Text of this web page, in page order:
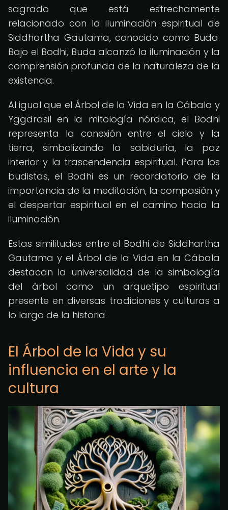
sagrado que está estrechamente
relacionado con la iluminación espiritual de
Siddhartha Gautama, conocido como Buda.
Bajo el Bodhi, Buda alcanzó la iluminación y la
comprensión profunda de la naturaleza de la
existencia.
Al igual que el Árbol de la Vida en la Cábala y
Yggdrasil en la mitología nórdica, el Bodhi
representa la conexión entre el cielo y la
tierra, simbolizando la sabiduría, la paz
interior y la trascendencia espiritual. Para los
budistas, el Bodhi es un recordatorio de la
importancia de la meditación, la compasión y
el despertar espiritual en el camino hacia la
iluminación.
Estas similitudes entre el Bodhi de Siddhartha
Gautama y el Árbol de la Vida en la Cábala
destacan la universalidad de la simbología
del árbol como un arquetipo espiritual
presente en diversas tradiciones y culturas a
lo largo de la historia.
El Árbol de la Vida y su
influencia en el arte y la
cultura